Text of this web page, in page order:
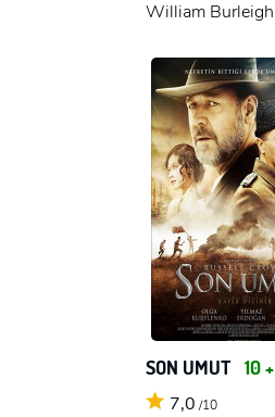
William Burleigh
SON UMUT 10 +
7,0 /10